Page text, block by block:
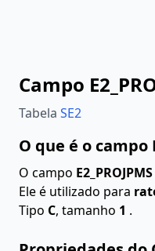
Campo
Tabela SE2
O que é o campo
O campo E2_PROJPMS
Ele é utilizado para
Tipo C, tamanho 1 .